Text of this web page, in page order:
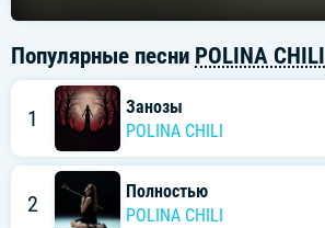
Популярные песни POLINA CHILI
1
Занозы
POLINA CHILI
2
Полностью
POLINA CHILI